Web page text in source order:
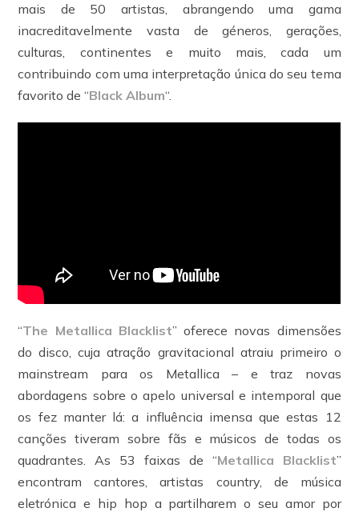
mais de 50 artistas, abrangendo uma gama
inacreditavelmente vasta de géneros, gerações,
culturas, continentes e muito mais, cada um
contribuindo com uma interpretação única do seu tema
favorito de “Black Album“.
“The Metallica Blacklist” oferece novas dimensões
do disco, cuja atração gravitacional atraiu primeiro o
mainstream para os Metallica – e traz novas
abordagens sobre o apelo universal e intemporal que
os fez manter lá: a influência imensa que estas 12
canções tiveram sobre fãs e músicos de todas os
quadrantes. As 53 faixas de “Metallica Blacklist”
encontram cantores, artistas country, de música
eletrónica e hip hop a partilharem o seu amor por